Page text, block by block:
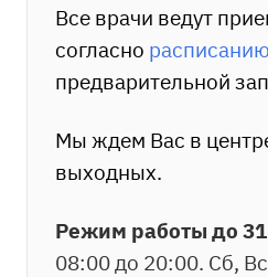
Все врачи ведут
согласно расписанию
предварительной
Мы ждем Вас в
выходных.
Режим работы до
08:00 до 20:00. Сб,